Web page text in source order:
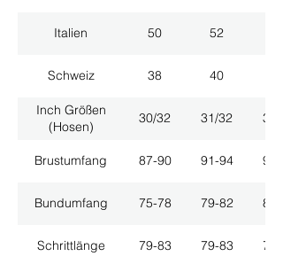
Italien 50 52
Schweiz 38 40
Inch Größen
(Hosen)
30/32 31/32 33/
Brustumfang 87-90 91-94 95-
Bundumfang 75-78 79-82 83-
Schrittlänge 79-83 79-83 79-